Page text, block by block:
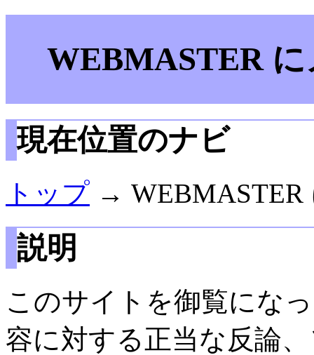
WEBMASTER
現在位置のナビ
トップ →
説明
このサイトを御覧にな
容に対する正当な反論